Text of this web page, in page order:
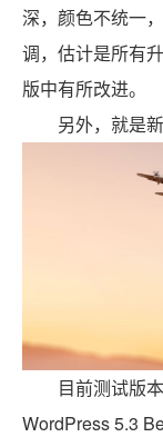
深，颜色不统一
调，估计是所有
版中有所改进。
另外，就是
目前测试版
WordPress 5.3